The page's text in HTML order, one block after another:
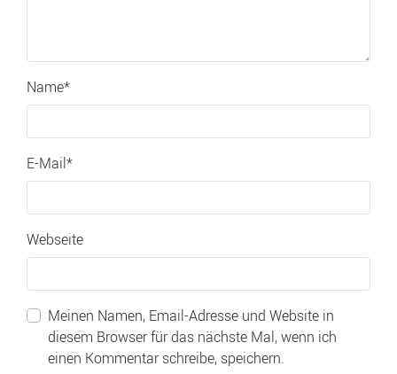
Name*
E-Mail*
Webseite
Meinen Namen, Email-Adresse und Website in
diesem Browser für das nächste Mal, wenn ich
einen Kommentar schreibe, speichern.